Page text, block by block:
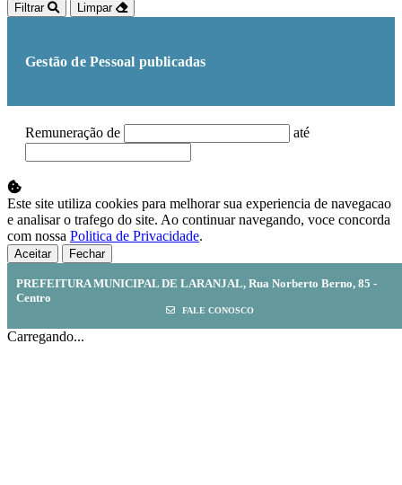
Filtrar Limpar
Gestão de Pessoal publicadas
Remuneração de até
Este site utiliza cookies para melhorar sua experiencia de navegacao
e analisar o trafego do site. Ao continuar navegando, voce concorda
com nossa Politica de Privacidade.
Aceitar Fechar
PREFEITURA MUNICIPAL DE LARANJAL, Rua Norberto Berno, 85 -
Centro
FALE CONOSCO
Carregando...